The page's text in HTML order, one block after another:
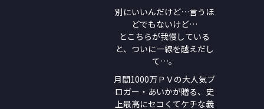
別にいいんだけど…言うほ
どでもないけど…
とこちらが我慢している
と、ついに一線を越えだし
て…。
月間1000万ＰＶの大人気ブ
ロガー・あいかが贈る、史
上最高にセコくてケチな義